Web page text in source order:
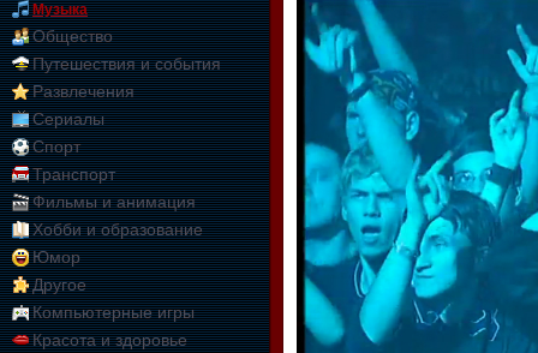
Музыка
Общество
Путешествия и события
Развлечения
Сериалы
Спорт
Транспорт
Фильмы и анимация
Хобби и образование
Юмор
Другое
Компьютерные игры
Красота и здоровье